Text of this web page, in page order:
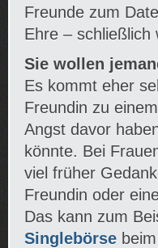
Freunde zum
Ehre – schließlich
Sie wollen
Es kommt eher
Freundin zu
Angst davor
könnte. Bei
viel früher
Freundin oder
Das kann zum
Singlebörse beim